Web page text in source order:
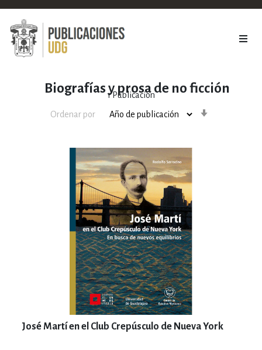
Biografías y prosa de no ficción
1Publicación
Ordenar por
José Martí en el Club Crepúsculo de Nueva York